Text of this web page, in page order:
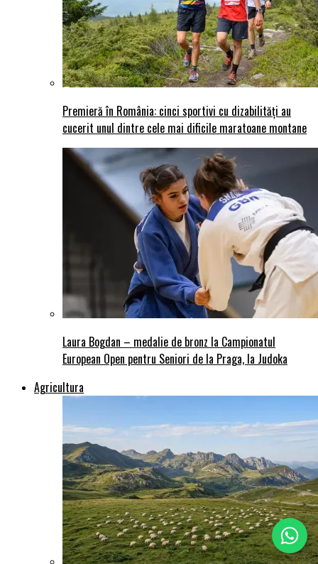
Premieră în România: cinci sportivi cu dizabilități au
cucerit unul dintre cele mai dificile maratoane montane
Laura Bogdan – medalie de bronz la Campionatul
European Open pentru Seniori de la Praga, la Judoka
Agricultura